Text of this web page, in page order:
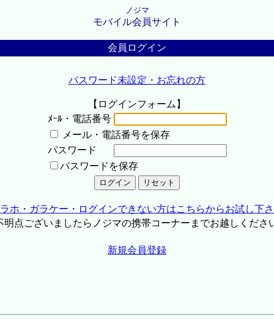
ノジマ
モバイル会員サイト
会員ログイン
パスワード未設定・お忘れの方
【ログインフォーム】
ﾒｰﾙ・電話番号
メール・電話番号を保存
パスワード
パスワードを保存
ホ・ガラケー・ログインできない方はこちらからお試し下
点ございましたらノジマの携帯コーナーまでお越しくださ
新規会員登録